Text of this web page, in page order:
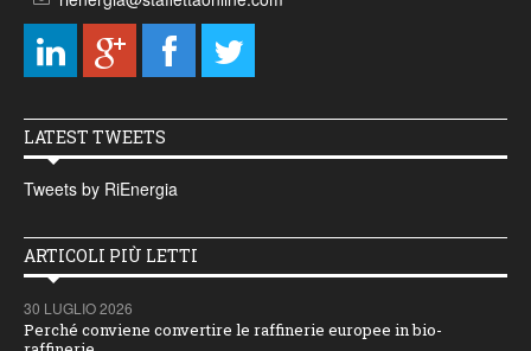
LATEST TWEETS
Tweets by RiEnergia
ARTICOLI PIÙ LETTI
30 LUGLIO 2026
Perché conviene convertire le raffinerie europee in bio-